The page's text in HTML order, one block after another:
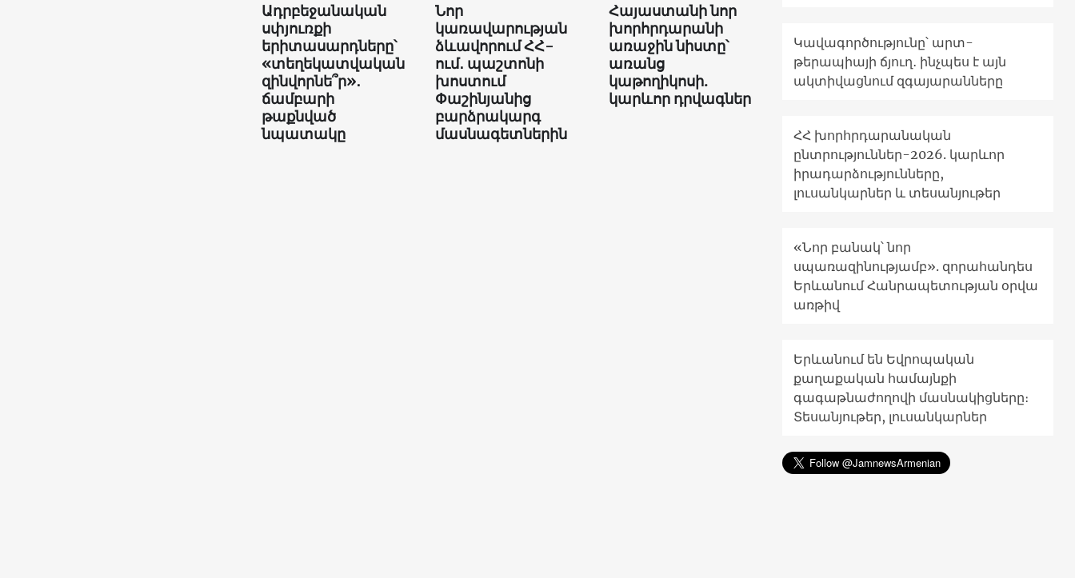
Ադրբեջանական
սփյուռքի
երիտասարդները՝
«տեղեկատվական
զինվորնե՞ր»․
ճամբարի
թաքնված
նպատակը
Նոր
կառավարության
ձևավորում ՀՀ-
ում․ պաշտոնի
խոստում
Փաշինյանից
բարձրակարգ
մասնագետներին
Հայաստանի նոր
խորհրդարանի
առաջին նիստը՝
առանց
կաթողիկոսի.
կարևոր դրվագներ
Կավագործությունը՝ արտ-
թերապիայի ճյուղ․ ինչպես է այն
ակտիվացնում զգայարանները
ՀՀ խորհրդարանական
ընտրություններ-2026. կարևոր
իրադարձությունները,
լուսանկարներ և տեսանյութեր
«Նոր բանակ՝ նոր
սպառազինությամբ». զորահանդես
Երևանում Հանրապետության օրվա
առթիվ
Երևանում են Եվրոպական
քաղաքական համայնքի
գագաթնաժողովի մասնակիցները։
Տեսանյութեր, լուսանկարներ